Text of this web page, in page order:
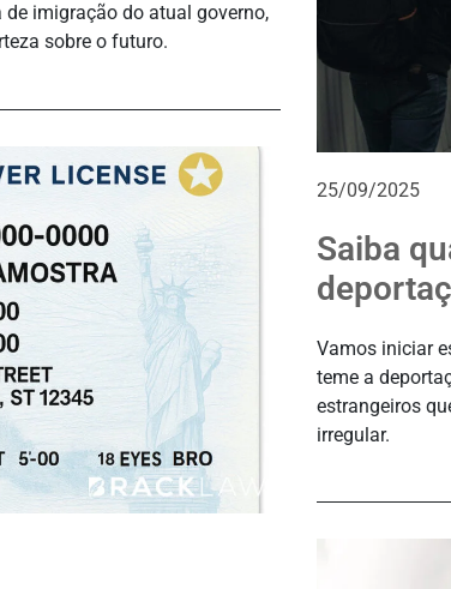
imigração do atual governo,
sobre o futuro.
25/09/2025
Saiba
Vamos iniciar
teme a
estrangeiros
irregular.